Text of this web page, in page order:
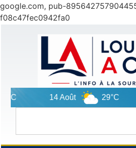
google.com, pub-
f08c47fec0942fa0
14 Août 29°C